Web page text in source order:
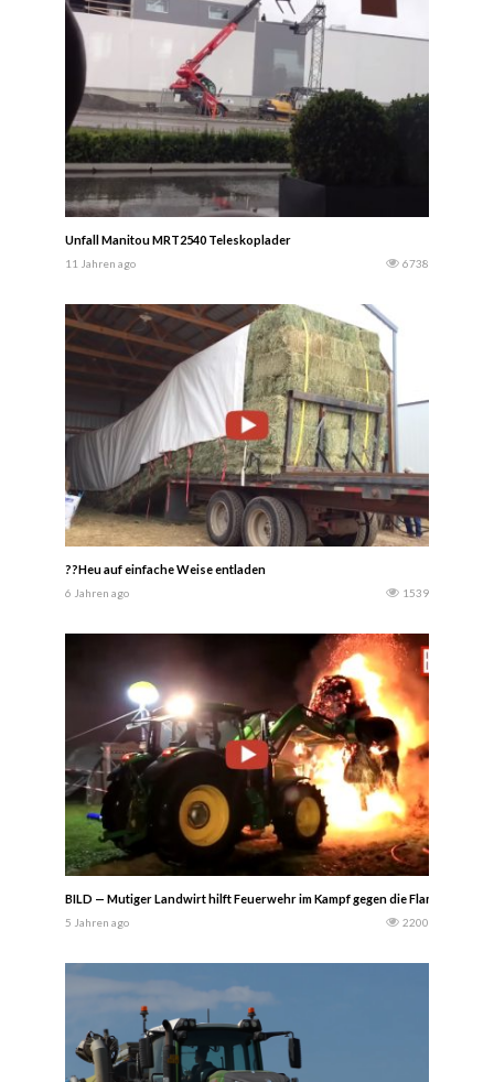
Unfall Manitou MRT2540 Teleskoplader
11 Jahren ago 6738
??Heu auf einfache Weise entladen
6 Jahren ago 1539
BILD — Mutiger Landwirt hilft Feuerwehr im Kampf gegen die Flammen – ls
5 Jahren ago 2200